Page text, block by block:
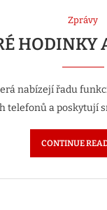
Zprávy
HODINKY
nabízejí řadu
telefonů a poskytují
CONTINUE